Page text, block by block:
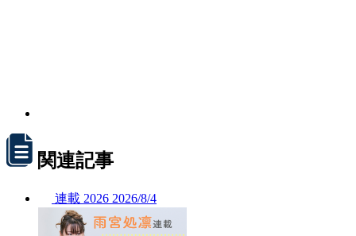
関連記事
連載 2026 2026/8/4